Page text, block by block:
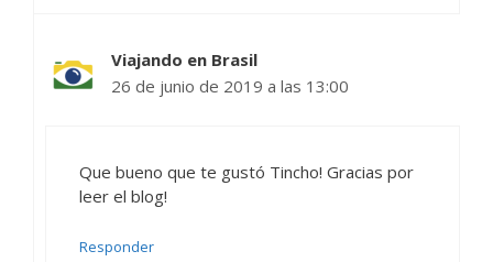
Viajando en Brasil
26 de junio de 2019 a las 13:00
Que bueno que te gustó Tincho! Gracias por
leer el blog!
Responder